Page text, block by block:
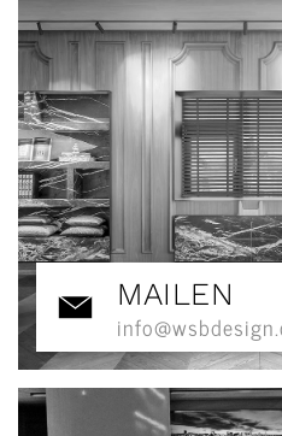
MAILEN